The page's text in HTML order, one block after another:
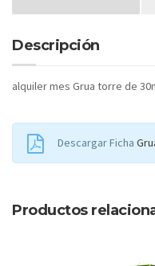
Descripción
alquiler mes Grua torre de
Descargar Ficha
Productos